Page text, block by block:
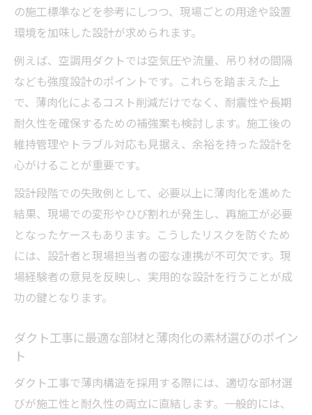
の施工標準などを参考にしつつ、現場ごとの用途や設置
環境を加味した設計が求められます。
例えば、空調用ダクトでは空気圧や流量、吊り材の間隔
なども強度設計のポイントです。これらを踏まえた上
で、薄肉化によるコスト削減だけでなく、耐震性や長期
耐久性を確保するための補強案も検討します。施工後の
維持管理やトラブル対応も見据え、余裕を持った設計を
心がけることが重要です。
設計段階での失敗例として、必要以上に薄肉化を進めた
結果、現場での変形やひび割れが発生し、再施工が必要
となったケースもあります。こうしたリスクを防ぐため
には、設計者と現場担当者の密な連携が不可欠です。現
場経験者の意見を反映し、実用的な設計を行うことが成
功の鍵となります。
ダクト工事に最適な部材と薄肉化の素材選びのポイン
ト
ダクト工事で薄肉構造を採用する際には、適切な部材選
びが施工性と耐久性の両立に直結します。一般的には、